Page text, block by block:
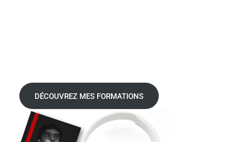
DÉCOUVREZ MES FORMATIONS